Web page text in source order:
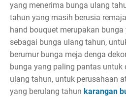
yang menerima bunga ulang
tahun yang masih berusia
hand bouquet merupakan
sebagai bunga ulang tahun,
berumur bunga meja denga
bunga yang paling pantas untuk
ulang tahun, untuk perusahaan
yang berulang tahun karangan